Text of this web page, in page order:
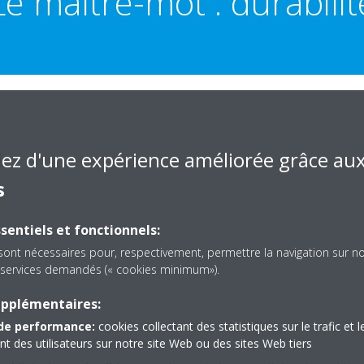
primait également,
de qualité ont été
de pointe écologiques. Par
entreprises ont
bonnes références et dont
», détaille Patric De Pauw,
Pour les plans, leur choix
gantois CAAN architecten.
la décoration d’intérieur et
et de la ventilation.
d'une expérience améliorée grâce
et fonctionnels:
nécessaires pour, respectivement, permettre la navigation sur
demandés (« cookies minimum»).
performance: cookies collectant des statistiques sur le trafic et
des utilisateurs sur notre site Web ou des sites Web tiers